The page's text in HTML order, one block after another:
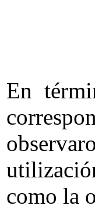
En
como la